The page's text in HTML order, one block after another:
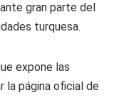
gran parte del
turquesa.
expone las
la página oficial de